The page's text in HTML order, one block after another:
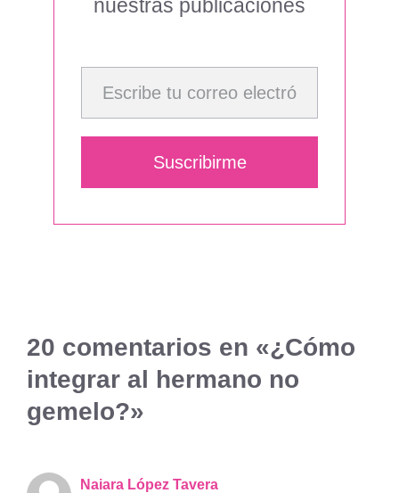
nuestras publicaciones
Escribe tu correo electrónico…
Suscribirme
20 comentarios en «¿Cómo
integrar al hermano no
gemelo?»
Naiara López Tavera